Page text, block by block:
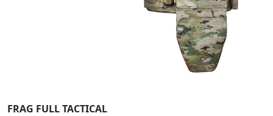
FRAG FULL TACTICAL